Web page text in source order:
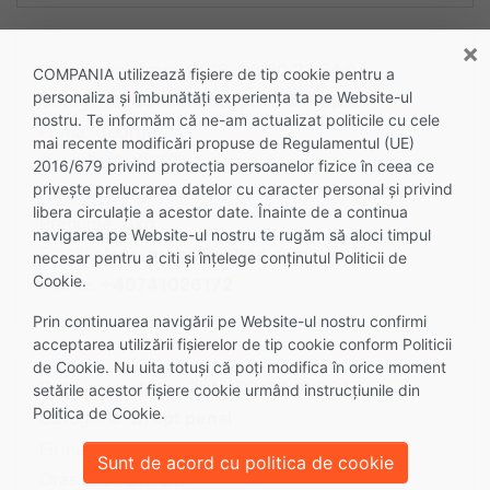
Data inregistrare: 2016-04-30 22:54:04
Categoria:Consultanta piata de capital
Firma: George
Oras: BUCURESTI
Nume: George
Prenume: Gxg
Email: alecs_orecs@yahoo.com
Phone:
Data inregistrare: 2016-02-04 10:06:10
Categoria:Drept penal
Firma: Andrei Iulian
Oras: BUCURESTI
COMPANIA utilizează fişiere de tip cookie pentru a
personaliza și îmbunătăți experiența ta pe Website-ul
nostru. Te informăm că ne-am actualizat politicile cu cele
mai recente modificări propuse de Regulamentul (UE)
2016/679 privind protecția persoanelor fizice în ceea ce
privește prelucrarea datelor cu caracter personal și privind
libera circulație a acestor date. Înainte de a continua
navigarea pe Website-ul nostru te rugăm să aloci timpul
necesar pentru a citi și înțelege conținutul Politicii de
Cookie.
Prin continuarea navigării pe Website-ul nostru confirmi
acceptarea utilizării fişierelor de tip cookie conform Politicii
de Cookie. Nu uita totuși că poți modifica în orice moment
setările acestor fişiere cookie urmând instrucțiunile din
Politica de Cookie.
Sunt de acord cu politica de cookie
×